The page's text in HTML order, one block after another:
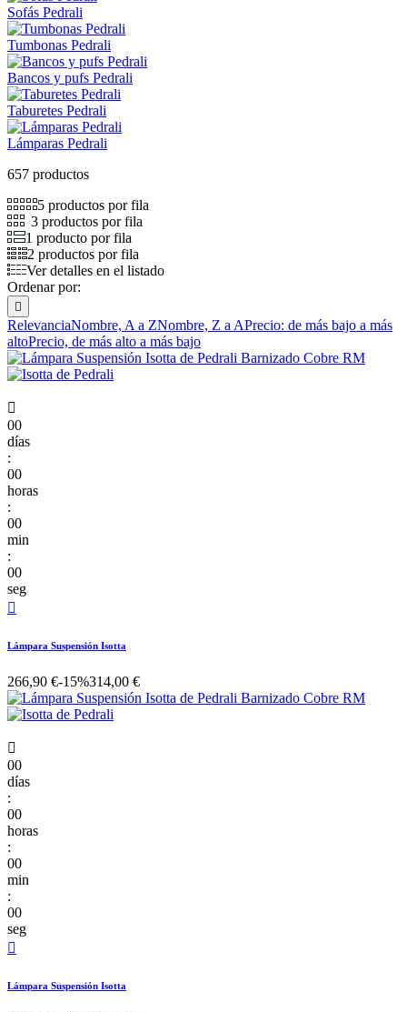
Sofás Pedrali
Tumbonas Pedrali
Bancos y pufs Pedrali
Taburetes Pedrali
Lámparas Pedrali
657 productos
5 productos por fila
3 productos por fila
1 producto por fila
2 productos por fila
Ver detalles en el listado
Ordenar por:

RelevanciaNombre, A a ZNombre, Z a APrecio: de más bajo a más
altoPrecio, de más alto a más bajo

00
días
:
00
horas
:
00
min
:
00
seg

Lámpara Suspensión Isotta
266,90 €-15%314,00 €

00
días
:
00
horas
:
00
min
:
00
seg

Lámpara Suspensión Isotta